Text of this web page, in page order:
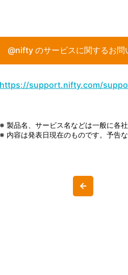
@nifty のサービスに関するお問
https://support.nifty.com/
※ 製品名、サービス名などは一般に各
※ 内容は発表日現在のものです。予告